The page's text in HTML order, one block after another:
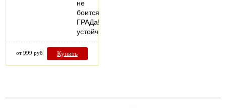
не
боится
ГРАДа!
устойчив…
от 999 руб Купить